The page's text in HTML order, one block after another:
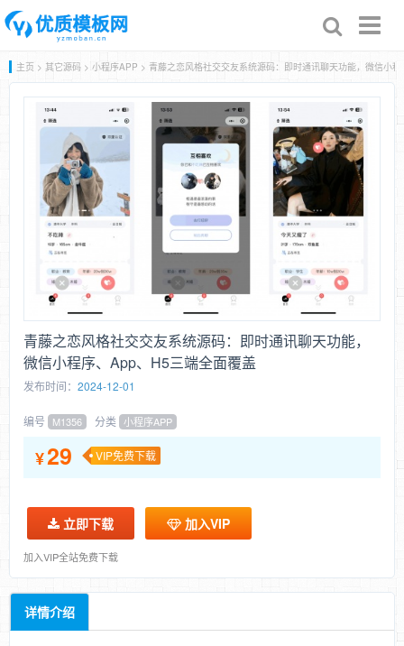
主页 > 其它源码 > 小程序APP > 青藤之恋风格社交交友系统源码：即时通讯聊天功能，微信小
青藤之恋风格社交交友系统源码：即时通讯聊天功能，
微信小程序、App、H5三端全面覆盖
发布时间： 2024-12-01
编号 M1356 分类 小程序APP
¥29 VIP免费下载
立即下载 加入VIP
加入VIP全站免费下载
详情介绍